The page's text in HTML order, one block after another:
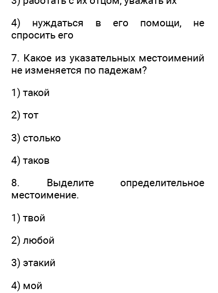
4) нуждаться в его помощи, не
спросить его
7. Какое из указательных местоимений
не изменяется по падежам?
1) такой
2) тот
3) столько
4) таков
8. Выделите определительное
местоимение.
1) твой
2) любой
3) этакий
4) мой